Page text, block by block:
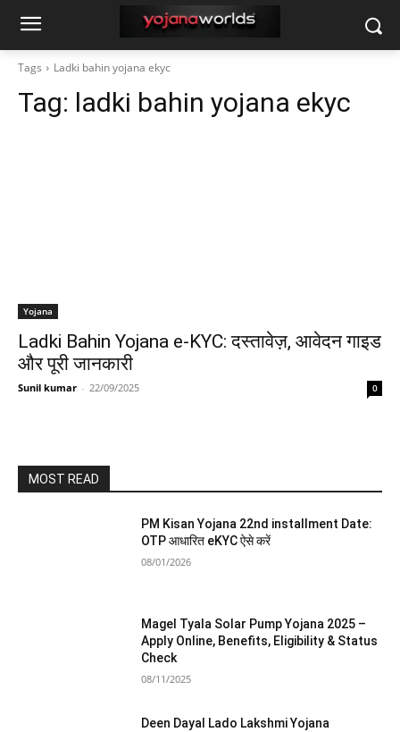
Tags Ladki bahin yojana ekyc
Tag: ladki bahin yojana ekyc
Yojana
Ladki Bahin Yojana e-KYC: दस्तावेज़, आवेदन गाइड
और पूरी जानकारी
Sunil kumar - 22/09/2025 0
MOST READ
PM Kisan Yojana 22nd installment Date:
OTP आधारित eKYC ऐसे करें
08/01/2026
Magel Tyala Solar Pump Yojana 2025 –
Apply Online, Benefits, Eligibility & Status
Check
08/11/2025
Deen Dayal Lado Lakshmi Yojana